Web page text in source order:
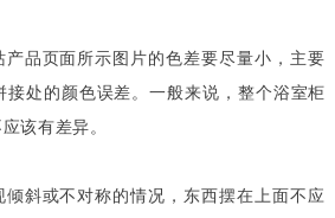
品页面所示图片的色差要尽量小，主要
接处的颜色误差。一般来说，整个浴室柜
该有差异。
斜或不对称的情况，东西摆在上面不应